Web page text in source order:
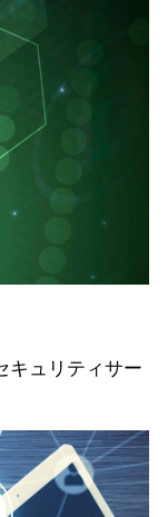
キュリティサー